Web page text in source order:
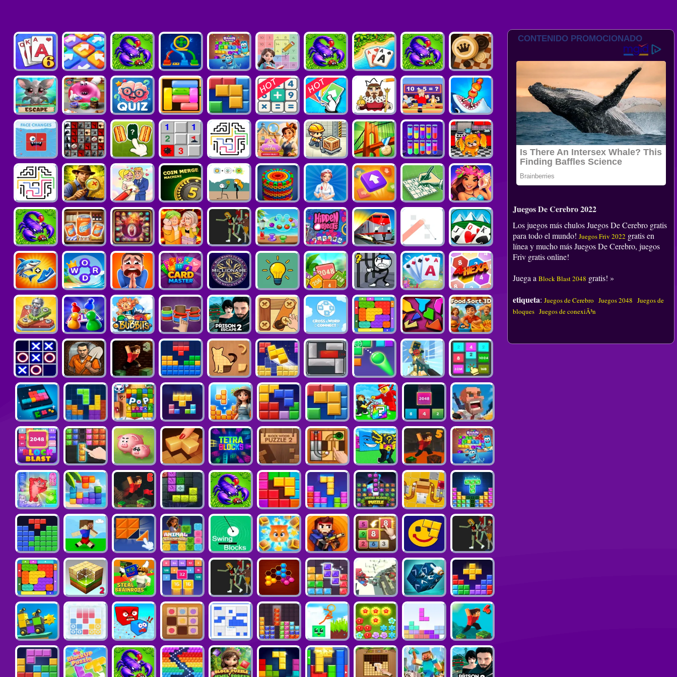
Juegos De Cerebro 2022
Los juegos más chulos Juegos De Cerebro gratis
para todo el mundo! Juegos Friv 2022 gratis en
línea y mucho más Juegos De Cerebro, juegos
Friv gratis online!
Juega a Block Blast 2048 gratis! »
etiqueta: Juegos de Cerebro Juegos 2048 Juegos de
bloques Juegos de conexiÃ³n